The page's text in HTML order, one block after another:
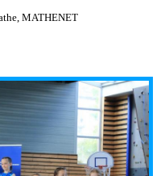
MATHENET